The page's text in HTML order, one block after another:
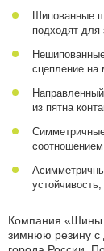
Шипованные
подходят для
сцепление на
из пятна
Компания
зимнюю резину